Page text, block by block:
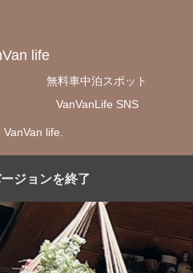
life
無料車中泊スポット
VanVanLife SNS
life.
ジョンを終了